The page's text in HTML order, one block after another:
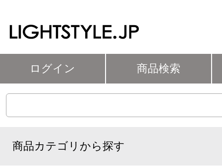
ログイン 商品検索
商品カテゴリから探す